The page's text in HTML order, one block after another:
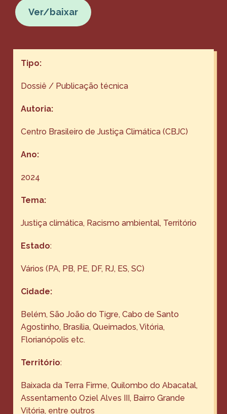
Ver/baixar
Tipo:
Dossiê / Publicação técnica
Autoria:
Centro Brasileiro de Justiça Climática (CBJC)
Ano:
2024
Tema:
Justiça climática, Racismo ambiental, Território
Estado:
Vários (PA, PB, PE, DF, RJ, ES, SC)
Cidade:
Belém, São João do Tigre, Cabo de Santo
Agostinho, Brasília, Queimados, Vitória,
Florianópolis etc.
Território:
Baixada da Terra Firme, Quilombo do Abacatal,
Assentamento Oziel Alves III, Bairro Grande
Vitória, entre outros